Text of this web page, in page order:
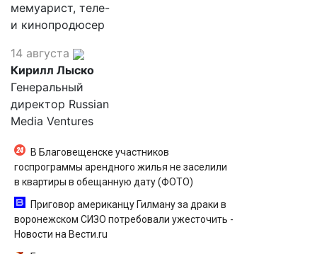
мемуарист, теле-
и кинопродюсер
14 августа
Кирилл Лыско
Генеральный
директор Russian
Media Ventures
В Благовещенске участников
госпрограммы арендного жилья не заселили
в квартиры в обещанную дату (ФОТО)
Приговор американцу Гилману за драки в
воронежском СИЗО потребовали ужесточить -
Новости на Вести.ru